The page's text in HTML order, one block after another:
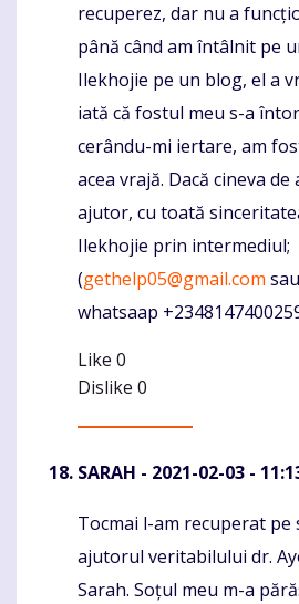
recuperez, dar nu a
până când am întâlnit pe
Ilekhojie pe un blog, el a
iată că fostul meu s-a
cerându-mi iertare, am
acea vrajă. Dacă cineva
ajutor, cu toată
Ilekhojie prin intermediul;
(gethelp05@gmail.com
whatsaap
Like 0
Dislike 0
SARAH - 2021-02-03 -
Komentaras
Tocmai l-am recuperat pe
ajutorul veritabilului dr.
Sarah. Soțul meu m-a